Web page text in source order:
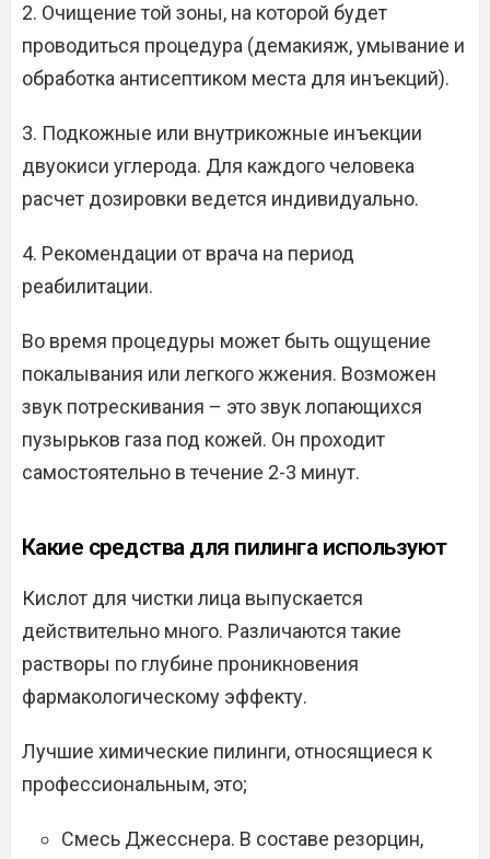
2. Очищение той зоны, на которой будет
проводиться процедура (демакияж, умывание и
обработка антисептиком места для инъекций).
3. Подкожные или внутрикожные инъекции
двуокиси углерода. Для каждого человека
расчет дозировки ведется индивидуально.
4. Рекомендации от врача на период
реабилитации.
Во время процедуры может быть ощущение
покалывания или легкого жжения. Возможен
звук потрескивания – это звук лопающихся
пузырьков газа под кожей. Он проходит
самостоятельно в течение 2-3 минут.
Какие средства для пилинга используют
Кислот для чистки лица выпускается
действительно много. Различаются такие
растворы по глубине проникновения
фармакологическому эффекту.
Лучшие химические пилинги, относящиеся к
профессиональным, это;
Смесь Джесснера. В составе резорцин,